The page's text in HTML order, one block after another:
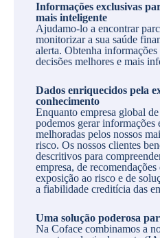
Informações exclusivas
mais inteligente
Ajudamo-lo a encontrar
monitorizar a sua saúde
alerta. Obtenha
decisões melhores e mais
Dados enriquecidos pela
conhecimento
Enquanto empresa global
podemos gerar informações
melhoradas pelos nossos
risco. Os nossos clientes
descritivos para
empresa, de
exposição ao risco e de
a fiabilidade creditícia das
Uma solução poderosa
Na Coface combinamos a